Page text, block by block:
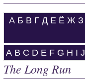
А Б В Г Д Е Ё Ж З
A B C D E F G H I J
The Long Run